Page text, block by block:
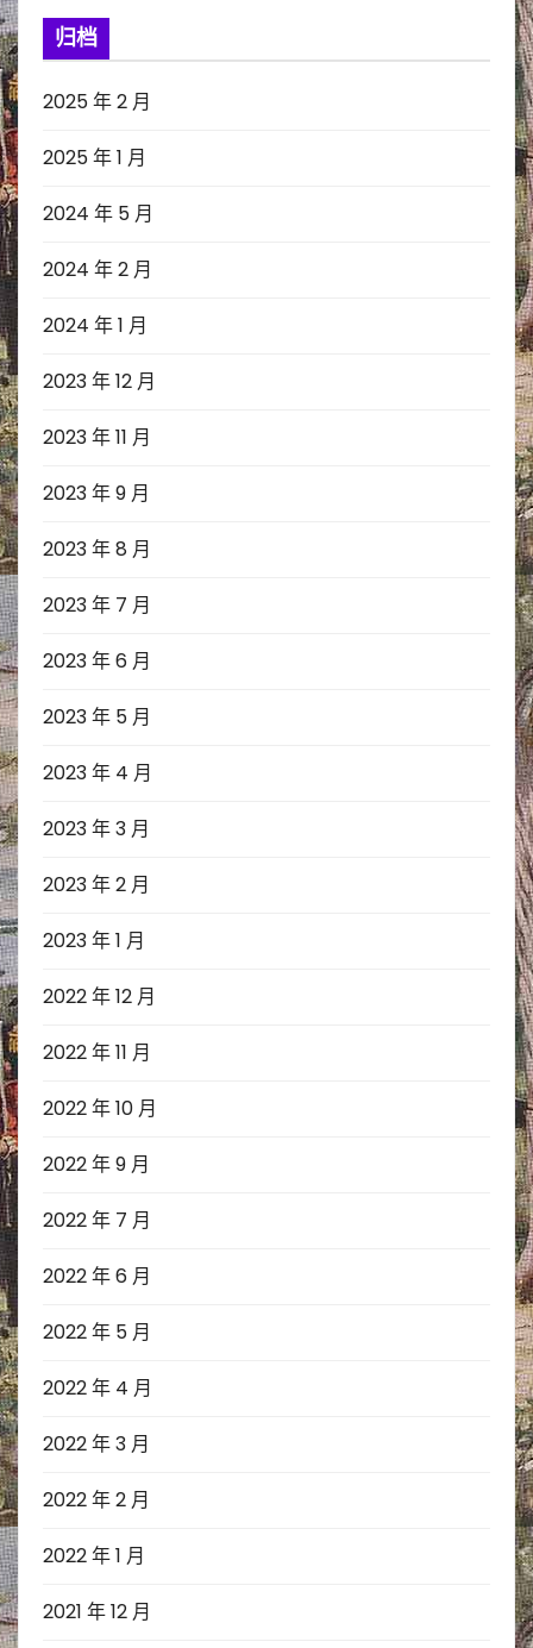
归档
2025 年 2 月
2025 年 1 月
2024 年 5 月
2024 年 2 月
2024 年 1 月
2023 年 12 月
2023 年 11 月
2023 年 9 月
2023 年 8 月
2023 年 7 月
2023 年 6 月
2023 年 5 月
2023 年 4 月
2023 年 3 月
2023 年 2 月
2023 年 1 月
2022 年 12 月
2022 年 11 月
2022 年 10 月
2022 年 9 月
2022 年 7 月
2022 年 6 月
2022 年 5 月
2022 年 4 月
2022 年 3 月
2022 年 2 月
2022 年 1 月
2021 年 12 月